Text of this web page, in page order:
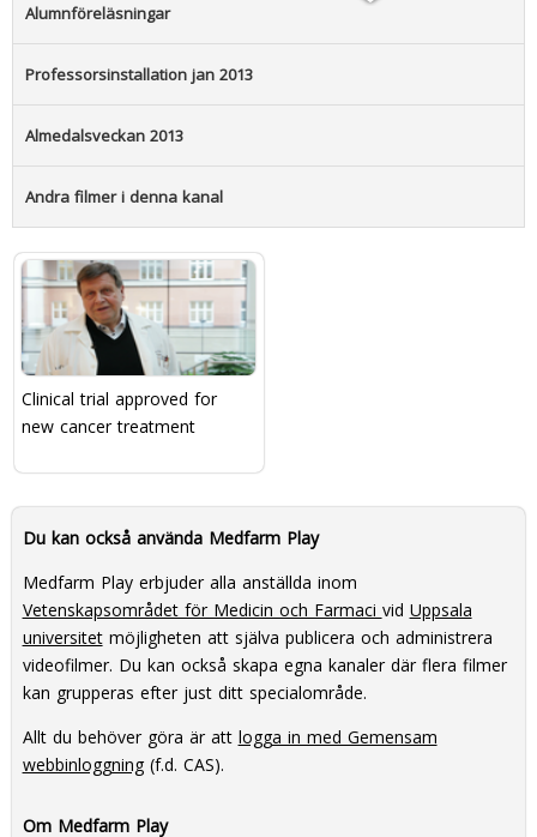
Alumnföreläsningar
Professorsinstallation jan 2013
Almedalsveckan 2013
Andra filmer i denna kanal
Clinical trial approved for
new cancer treatment
Du kan också använda Medfarm Play
Medfarm Play erbjuder alla anställda inom
Vetenskapsområdet för Medicin och Farmaci vid Uppsala
universitetmöjligheten att själva publicera och administrera
videofilmer. Du kan också skapa egna kanaler där flera filmer
kan grupperas efter just ditt specialområde.
Allt du behöver göra är att logga in med Gemensam
webbinloggning(f.d. CAS).
Om Medfarm Play